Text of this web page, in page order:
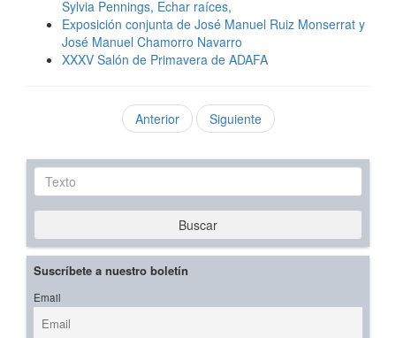
Sylvia Pennings, Echar raíces,
Exposición conjunta de José Manuel Ruiz Monserrat y
José Manuel Chamorro Navarro
XXXV Salón de Primavera de ADAFA
Anterior Siguiente
Texto
Buscar
Suscríbete a nuestro boletín
Email